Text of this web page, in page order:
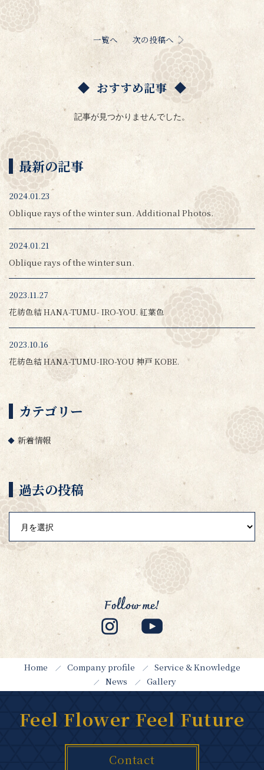
一覧へ 次の投稿へ
おすすめ記事
記事が見つかりませんでした。
最新の記事
2024.01.23
Oblique rays of the winter sun. Additional Photos.
2024.01.21
Oblique rays of the winter sun.
2023.11.27
花紡色結 HANA-TUMU- IRO-YOU. 紅葉色
2023.10.16
花紡色結 HANA-TUMU-IRO-YOU 神戸 KOBE.
カテゴリー
新着情報
過去の投稿
Home Company profile
Service & Knowledge
News
Gallery
Feel Flower Feel Future
Contact